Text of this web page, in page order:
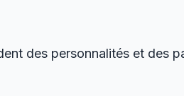
des personnalités et des